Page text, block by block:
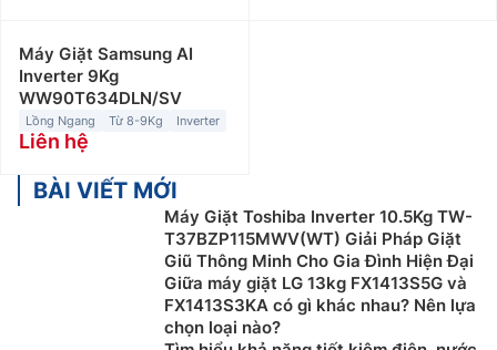
Máy Giặt Samsung AI
Inverter 9Kg
WW90T634DLN/SV
Lồng Ngang Từ 8-9Kg Inverter
Liên hệ
BÀI VIẾT MỚI
Máy Giặt Toshiba Inverter 10.5Kg TW-
T37BZP115MWV(WT) Giải Pháp Giặt
Giũ Thông Minh Cho Gia Đình Hiện Đại
Giữa máy giặt LG 13kg FX1413S5G và
FX1413S3KA có gì khác nhau? Nên lựa
chọn loại nào?